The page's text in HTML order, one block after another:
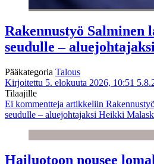
Rakennustyö Salminen
seudulle –
Pääkategoria Talous
Kirjoitettu 5. elokuuta 2026, 10:51
Tilaajille
Ei kommentteja artikkeliin
seudulle – aluejohtajaksi Heikki
Hailuotoon nousee